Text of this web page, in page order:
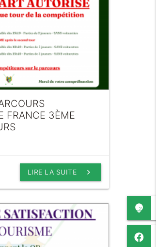
FRANCE 3ÈME
keyboard_arrow_right
LIRE LA SUITE